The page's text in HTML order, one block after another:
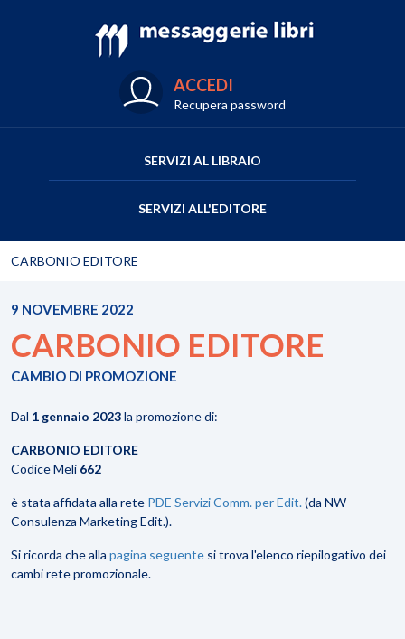
ACCEDI
Recupera password
SERVIZI AL LIBRAIO
SERVIZI ALL'EDITORE
CARBONIO EDITORE
9 NOVEMBRE 2022
CARBONIO EDITORE
CAMBIO DI PROMOZIONE
Dal 1 gennaio 2023la promozione di:
CARBONIO EDITORE
Codice Meli 662
è stata affidata alla rete PDE Servizi Comm. per Edit.(da NW
Consulenza Marketing Edit.).
Si ricorda che alla pagina seguente si trova l'elenco riepilogativo dei
cambi rete promozionale.